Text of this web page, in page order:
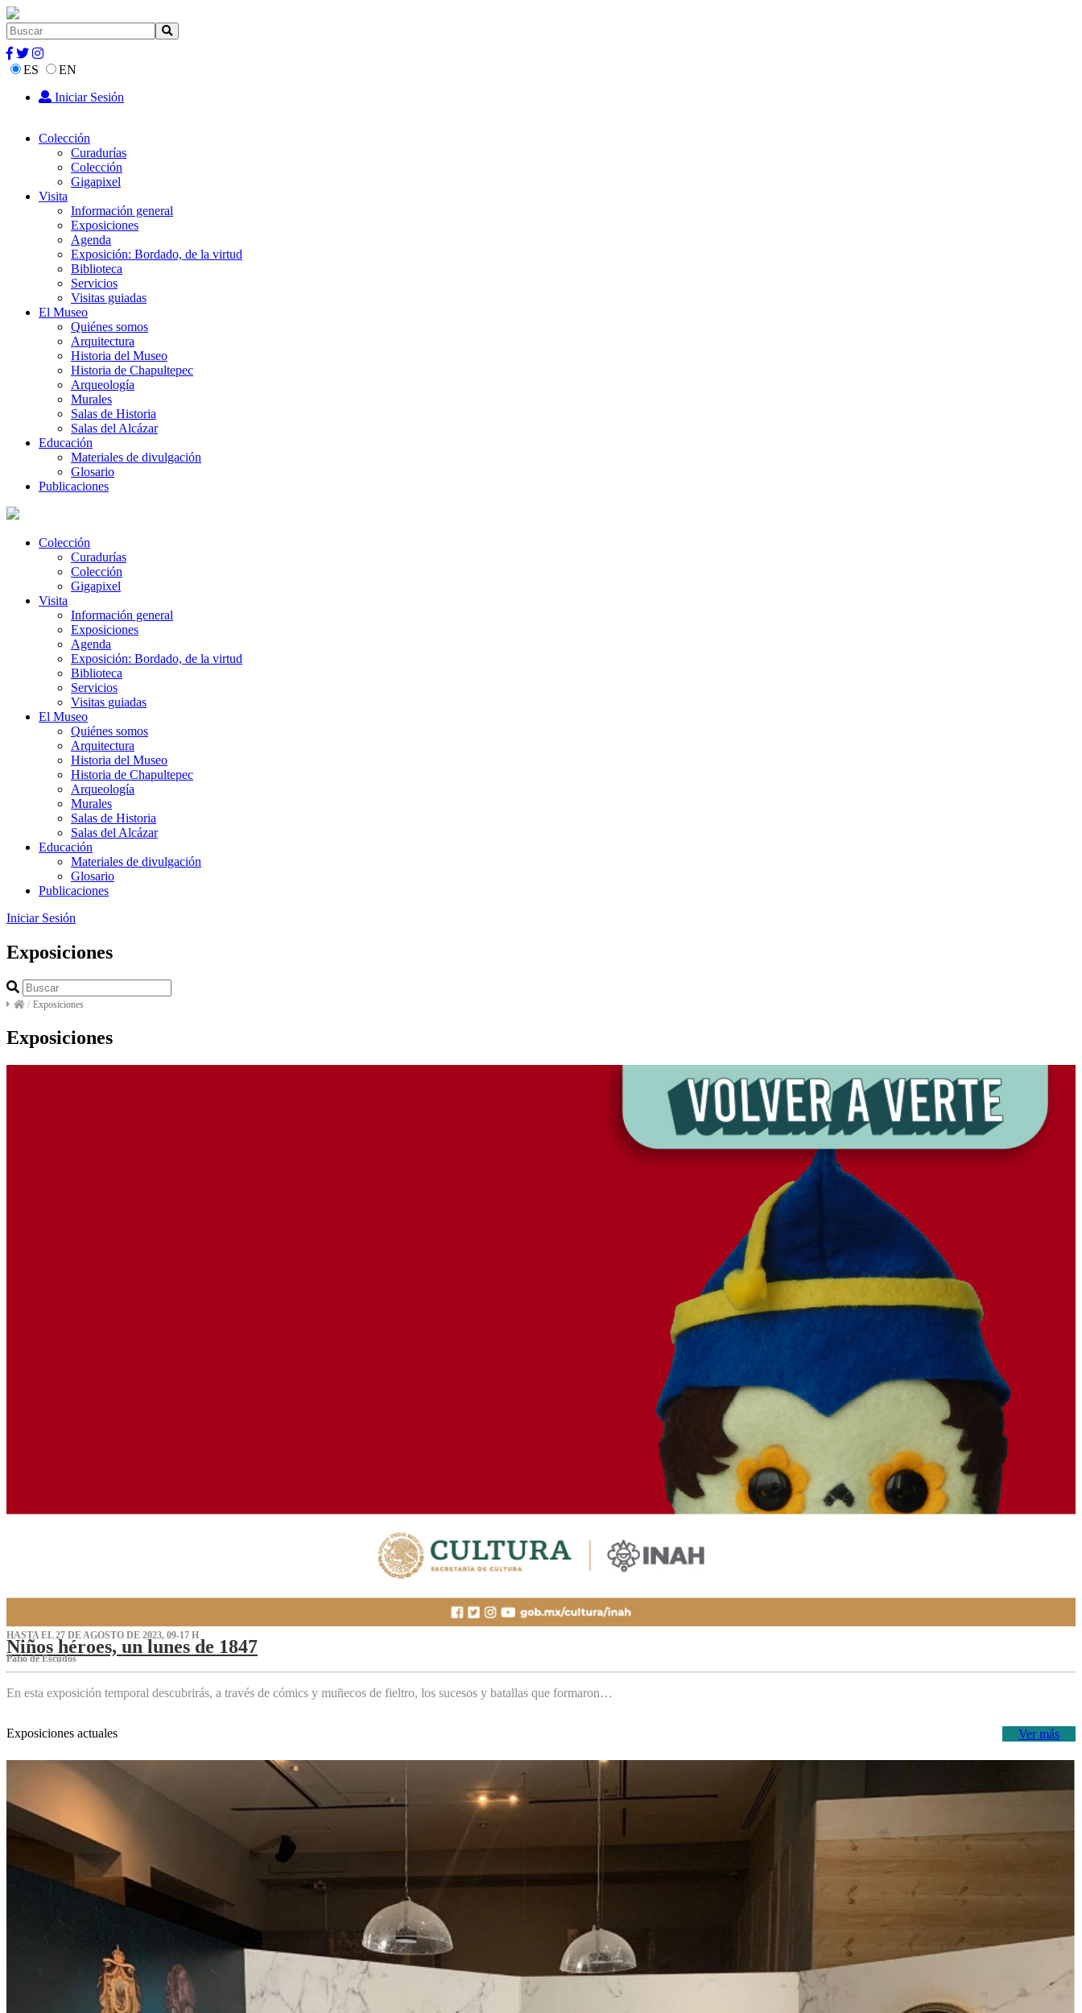
ES
EN
Iniciar Sesión
Colección
Curadurías
Colección
Gigapixel
Visita
Información general
Exposiciones
Agenda
Exposición: Bordado, de la virtud
Biblioteca
Servicios
Visitas guiadas
El Museo
Quiénes somos
Arquitectura
Historia del Museo
Historia de Chapultepec
Arqueología
Murales
Salas de Historia
Salas del Alcázar
Educación
Materiales de divulgación
Glosario
Publicaciones
Colección
Curadurías
Colección
Gigapixel
Visita
Información general
Exposiciones
Agenda
Exposición: Bordado, de la virtud
Biblioteca
Servicios
Visitas guiadas
El Museo
Quiénes somos
Arquitectura
Historia del Museo
Historia de Chapultepec
Arqueología
Murales
Salas de Historia
Salas del Alcázar
Educación
Materiales de divulgación
Glosario
Publicaciones
Iniciar Sesión
Exposiciones
/ Exposiciones
Exposiciones
HASTA EL 27 DE AGOSTO DE 2023, 09-17 H
Niños héroes, un lunes de 1847
Patio de Escudos
En esta exposición temporal descubrirás, a través de cómics y muñecos de fieltro, los sucesos y batallas que formaron…
Ver más
Exposiciones actuales